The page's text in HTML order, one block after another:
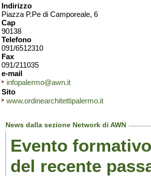
Indirizzo
Piazza P.Pe di Camporeale, 6
Cap
90138
Telefono
091/6512310
Fax
091/211035
e-mail
infopalermo@awn.it
Sito
www.ordinearchitettipalermo.it
News dalla sezione Network di AWN
Evento
del recente